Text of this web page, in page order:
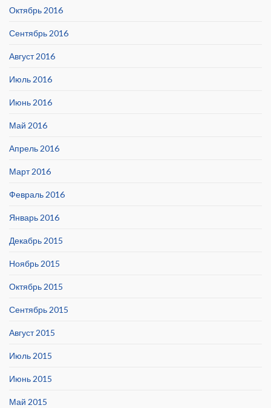
Октябрь 2016
Сентябрь 2016
Август 2016
Июль 2016
Июнь 2016
Май 2016
Апрель 2016
Март 2016
Февраль 2016
Январь 2016
Декабрь 2015
Ноябрь 2015
Октябрь 2015
Сентябрь 2015
Август 2015
Июль 2015
Июнь 2015
Май 2015